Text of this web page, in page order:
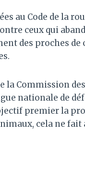
au Code de la
ceux qui
des proches de
la Commission
nationale de
premier la
cela ne fait